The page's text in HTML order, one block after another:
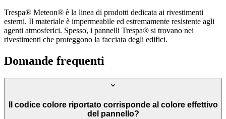
Trespa® Meteon® è la linea di prodotti dedicata ai rivestimenti
esterni. Il materiale è impermeabile ed estremamente resistente agli
agenti atmosferici. Spesso, i pannelli Trespa® si trovano nei
rivestimenti che proteggono la facciata degli edifici.
Domande frequenti
Il codice colore riportato corrisponde al colore effettivo
del pannello?